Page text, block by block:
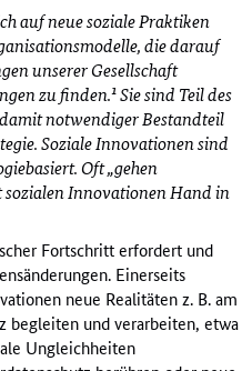
auf neue soziale Praktiken
die darauf
unserer Gesellschaft
zu finden.¹ Sie sind Teil des
notwendiger Bestandteil
Soziale Innovationen sind
Oft „gehen
Innovationen Hand in
Fortschritt erfordert und
Einerseits
neue Realitäten z. B. am
begleiten und verarbeiten, etwa
Ungleichheiten